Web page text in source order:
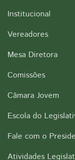
Institucional
Vereadores
Mesa Diretora
Comissões
Câmara Jovem
Escola do
Fale com o
Atividades